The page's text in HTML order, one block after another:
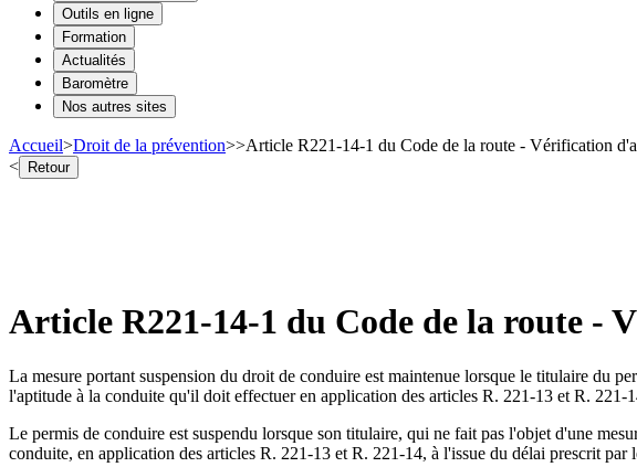
Outils en ligne
Formation
Actualités
Baromètre
Nos autres sites
Accueil>Droit de la prévention>>Article R221-14-1 du Code de la route - Vérification
< Retour
Article R221-14-1 du Code de la route
La mesure portant suspension du droit de conduire est maintenue lorsque le titulaire du
l'aptitude à la conduite qu'il doit effectuer en application des articles R. 221-13 et R. 221-
Le permis de conduire est suspendu lorsque son titulaire, qui ne fait pas l'objet d'une
conduite, en application des articles R. 221-13 et R. 221-14, à l'issue du délai prescrit par